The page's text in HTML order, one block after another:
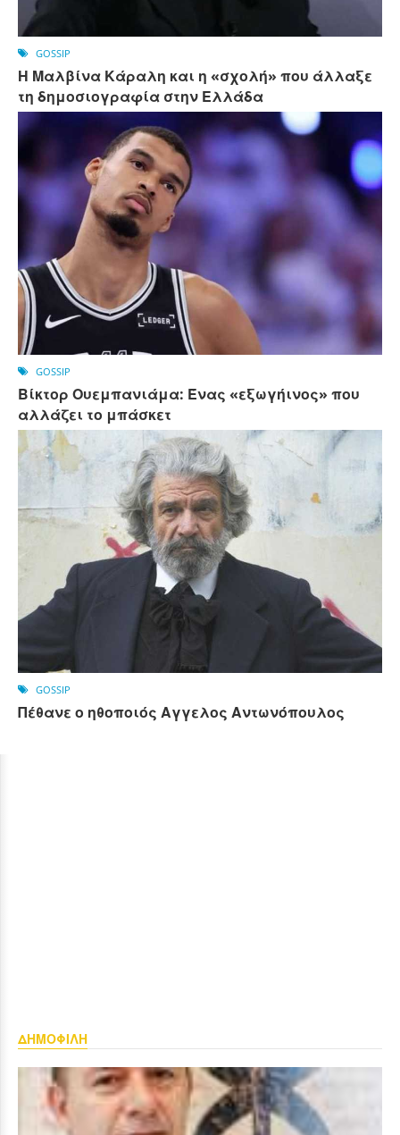
GOSSIP
Η Μαλβίνα Κάραλη και η «σχολή» που άλλαξε
τη δημοσιογραφία στην Ελλάδα
GOSSIP
Βίκτορ Ουεμπανιάμα: Ένας «εξωγήινος» που
αλλάζει το μπάσκετ
GOSSIP
Πέθανε ο ηθοποιός Αγγελος Αντωνόπουλος
ΔΗΜΟΦΙΛΗ